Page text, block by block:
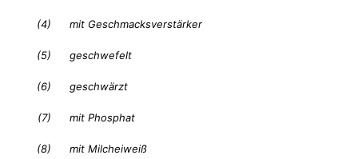
(4) mit Geschmacksverstärker
(5) geschwefelt
(6) geschwärzt
(7) mit Phosphat
(8) mit Milcheiweiß